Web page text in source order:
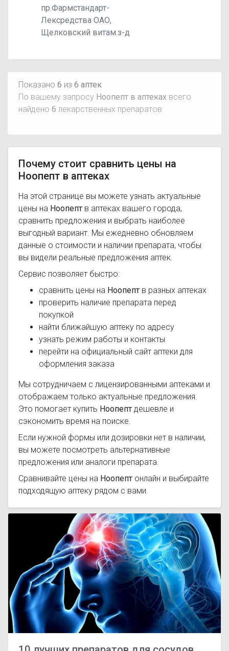
пр.Фармстандарт-
Лексредства ОАО,
Щелковский витам.з-д
Показано 6 из 6 аптек
По вашему запросу Ноопепт в аптеках всего
найдено 6 лекарственных препаратов
Почему стоит сравнить цены на
Ноопепт в аптеках
На этой странице вы можете узнать актуальные
цены на Ноопепт в аптеках вашего города,
сравнить предложения и выбрать наиболее
выгодный вариант. Мы ежедневно обновляем
данные о стоимости и наличии препарата, чтобы
вы видели реальные предложения аптек.
Сервис позволяет быстро:
сравнить цены на Ноопепт в разных аптеках
проверить наличие препарата перед
покупкой
найти ближайшую аптеку по адресу
узнать режим работы и контакты
перейти на официальный сайт аптеки для
оформления заказа
Мы сотрудничаем с лицензированными аптеками и
отображаем только актуальные предложения.
Это помогает купить Ноопепт дешевле и
сэкономить время на поиске.
Если нужной формы или дозировки нет в наличии,
вы можете посмотреть альтернативные
предложения или аналоги препарата.
Сравнивайте цены на Ноопепт онлайн и выбирайте
подходящую аптеку рядом с вами.